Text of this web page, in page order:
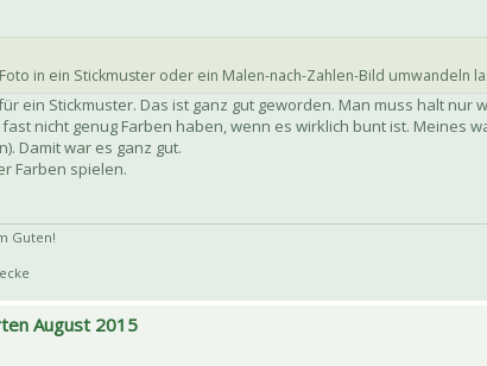
in ein Stickmuster oder ein Malen-nach-Zahlen-Bild umwandeln
ein Stickmuster. Das ist ganz gut geworden. Man muss halt nur
nicht genug Farben haben, wenn es wirklich bunt ist. Meines
Damit war es ganz gut.
Farben spielen.
Guten!
August 2015